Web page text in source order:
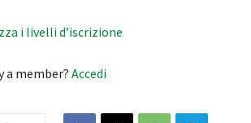
i livelli d’iscrizione
a member? Accedi